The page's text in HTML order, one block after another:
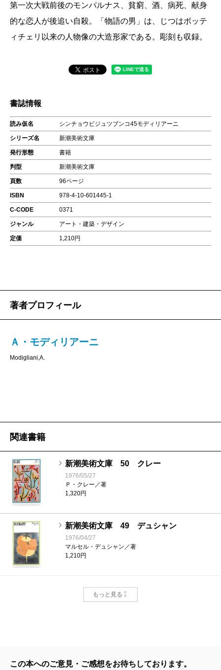
第一次大戦前後のモンパルナス、貧窮、酒、病死、献身
的な恋人が後追い自殺。「物語の男」は、じつはボッテ
ィチェリ以来の人物像の大造形家である。彫刻も収録。
書誌情報
読み仮名 シンチョウビジュツブンコ45モディリアーニ
シリーズ名 新潮美術文庫
発行形態 書籍
判型 新潮美術文庫
頁数 96ページ
ISBN 978-4-10-601445-1
C-CODE 0371
ジャンル アート・建築・デザイン
定価 1,210円
著者プロフィール
Ａ・モディリアーニ
Modigliani,A.
関連書籍
新潮美術文庫 50 クレー
1976/05/27
Ｐ・クレー／著
1,320円
新潮美術文庫 49 デュシャン
1976/04/27
マルセル・デュシャン／著
1,210円
新潮美術文庫 48 ミロ
1974/11/27
1975/08/27
もっと見る
この本へのご意見・ご感想をお待ちしております。